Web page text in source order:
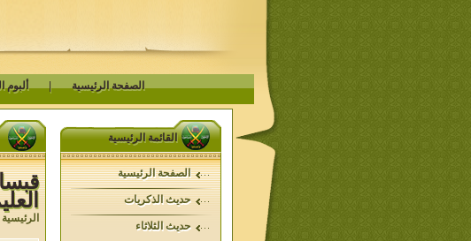
الصفحة الرئيسية | ألبوم
القائمة الرئيسية
الصفحة الرئيسية
حديث الذكريات
حديث الثلاثاء
الرئيسية